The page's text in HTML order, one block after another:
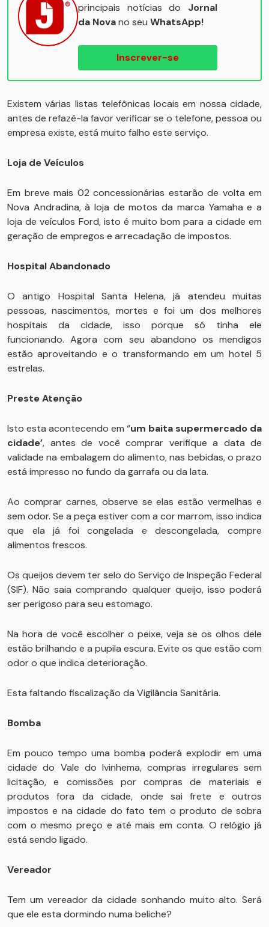
principais notícias do Jornal
da Novano seu WhatsApp!
Inscrever-se
Existem várias listas telefônicas locais em nossa cidade,
antes de refazê-la favor verificar se o telefone, pessoa ou
empresa existe, está muito falho este serviço.
Loja de Veículos
Em breve mais 02 concessionárias estarão de volta em
Nova Andradina, à loja de motos da marca Yamaha e a
loja de veículos Ford, isto é muito bom para a cidade em
geração de empregos e arrecadação de impostos.
Hospital Abandonado
O antigo Hospital Santa Helena, já atendeu muitas
pessoas, nascimentos, mortes e foi um dos melhores
hospitais da cidade, isso porque só tinha ele
funcionando. Agora com seu abandono os mendigos
estão aproveitando e o transformando em um hotel 5
estrelas.
Preste Atenção
Isto esta acontecendo em “um baita supermercado da
cidade’, antes de você comprar verifique a data de
validade na embalagem do alimento, nas bebidas, o prazo
está impresso no fundo da garrafa ou da lata.
Ao comprar carnes, observe se elas estão vermelhas e
sem odor. Se a peça estiver com a cor marrom, isso indica
que ela já foi congelada e descongelada, compre
alimentos frescos.
Os queijos devem ter selo do Serviço de Inspeção Federal
(SIF). Não saia comprando qualquer queijo, isso poderá
ser perigoso para seu estomago.
Na hora de você escolher o peixe, veja se os olhos dele
estão brilhando e a pupila escura. Evite os que estão com
odor o que indica deterioração.
Esta faltando fiscalização da Vigilância Sanitária.
Bomba
Em pouco tempo uma bomba poderá explodir em uma
cidade do Vale do Ivinhema, compras irregulares sem
licitação, e comissões por compras de materiais e
produtos fora da cidade, onde sai frete e outros
impostos e na cidade do fato tem o produto de sobra
com o mesmo preço e até mais em conta. O relógio já
está sendo ligado.
Vereador
Tem um vereador da cidade sonhando muito alto. Será
que ele esta dormindo numa beliche?